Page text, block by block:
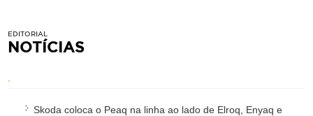
EDITORIAL
NOTÍCIAS
.
Skoda coloca o Peaq na linha ao lado de Elroq, Enyaq e